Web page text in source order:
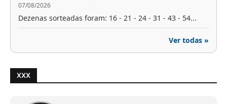
07/08/2026
Dezenas sorteadas foram: 16 - 21 - 24 - 31 - 43 - 54...
Ver todas »
XXX